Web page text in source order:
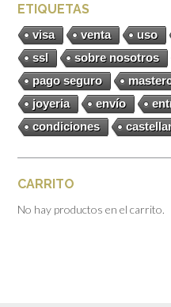
ETIQUETAS
visa venta uso
ssl
sobre nosotros
pago seguro
joyeria
envío
condiciones
CARRITO
No hay productos en el carrito.